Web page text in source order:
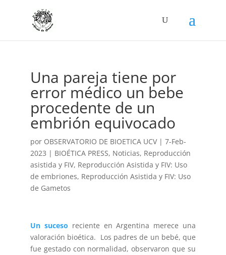
Una pareja tiene por
error médico un bebe
procedente de un
embrión equivocado
por OBSERVATORIO DE BIOETICA UCV| 7-Feb-
2023 | BIOÉTICA PRESS, Noticias, Reproducción
asistida y FIV, Reproducción Asistida y FIV: Uso
de embriones, Reproducción Asistida y FIV: Uso
de Gametos
Un suceso reciente en Argentina merece una
valoración bioética. Los padres de un bebé, que
fue gestado con normalidad, observaron que su